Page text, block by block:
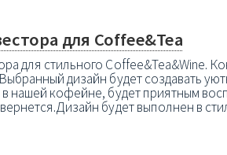
для Coffee&Tea
для стильного Coffee&Tea&Wine.
дизайн будет создавать
нашей кофейне, будет приятным
будет выполнен в